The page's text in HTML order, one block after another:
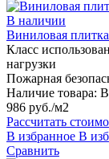
В наличии
Виниловая
Класс
нагрузки
Пожарная
Наличие товара:
986 руб./м2
Рассчитать
В избранное В
Сравнить